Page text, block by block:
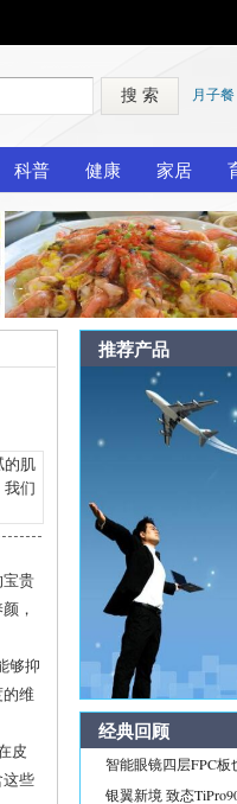
搜 索 月子餐
科普 健康 家居
肌
们
贵
，
够抑
维
皮
些
推荐产品
经典回顾
智能眼镜四层FPC板
银翼新境 致态